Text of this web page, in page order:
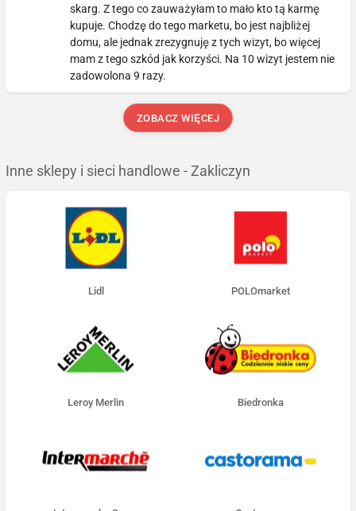
skarg. Z tego co zauważyłam to mało kto tą karmę
kupuje. Chodzę do tego marketu, bo jest najbliżej
domu, ale jednak zrezygnuję z tych wizyt, bo więcej
mam z tego szkód jak korzyści. Na 10 wizyt jestem nie
zadowolona 9 razy.
ZOBACZ WIĘCEJ
Inne sklepy i sieci handlowe - Zakliczyn
Lidl POLOmarket
Leroy Merlin Biedronka